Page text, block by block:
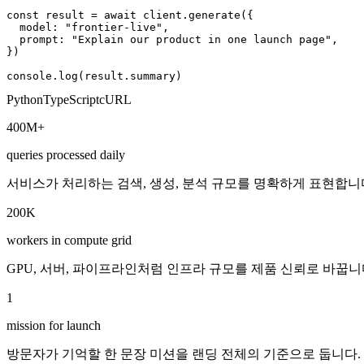
const result = await client.generate({
  model: "frontier-live",
  prompt: "Explain our product in one launch page",
})
console.log(result.summary)
PythonTypeScriptcURL
400M+
queries processed daily
서비스가 처리하는 검색, 생성, 분석 규모를 명확하게 표현합니
200K
workers in compute grid
GPU, 서버, 파이프라인처럼 인프라 규모를 제품 신뢰로 바꿉니
1
mission for launch
방문자가 기억할 한 문장 미션을 랜딩 전체의 기준으로 둡니다.